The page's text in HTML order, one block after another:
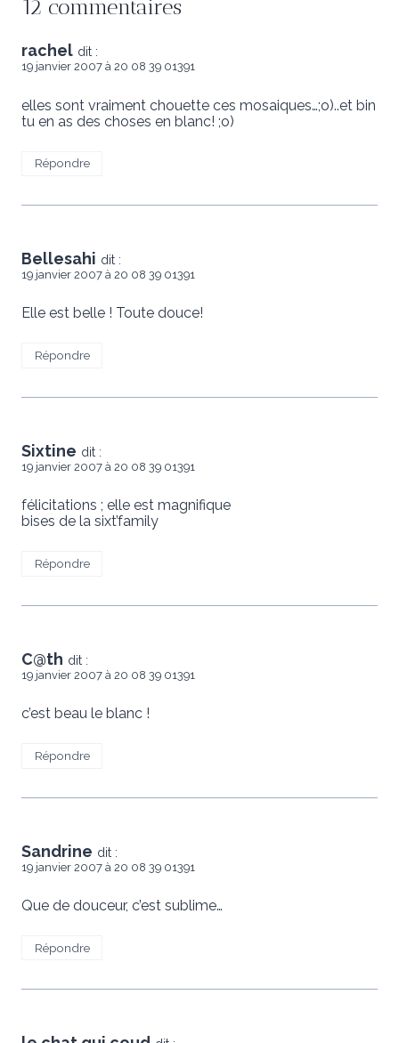
12 commentaires
rachel dit :
19 janvier 2007 à 20 08 39 01391
elles sont vraiment chouette ces mosaiques…;o)..et bin
tu en as des choses en blanc! ;o)
Répondre
Bellesahi dit :
19 janvier 2007 à 20 08 39 01391
Elle est belle ! Toute douce!
Répondre
Sixtine dit :
19 janvier 2007 à 20 08 39 01391
félicitations ; elle est magnifique
bises de la sixt’family
Répondre
C@th dit :
19 janvier 2007 à 20 08 39 01391
c’est beau le blanc !
Répondre
Sandrine dit :
19 janvier 2007 à 20 08 39 01391
Que de douceur, c’est sublime…
Répondre